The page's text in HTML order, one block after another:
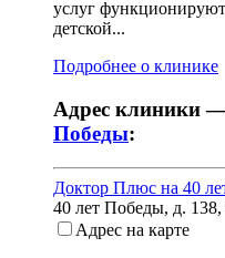
услуг
детской...
Подробнее о клинике
Адрес клиники
Победы:
Доктор Плюс на 40
40 лет Победы, д. 138,
Адрес на карте